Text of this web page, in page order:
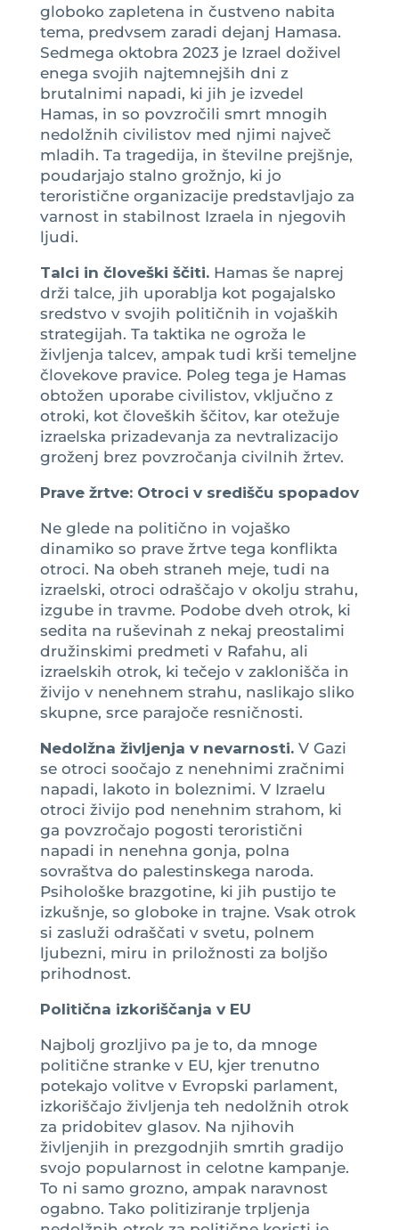
globoko zapletena in čustveno nabita
tema, predvsem zaradi dejanj Hamasa.
Sedmega oktobra 2023 je Izrael doživel
enega svojih najtemnejših dni z
brutalnimi napadi, ki jih je izvedel
Hamas, in so povzročili smrt mnogih
nedolžnih civilistov med njimi največ
mladih. Ta tragedija, in številne prejšnje,
poudarjajo stalno grožnjo, ki jo
teroristične organizacije predstavljajo za
varnost in stabilnost Izraela in njegovih
ljudi.
Talci in človeški ščiti.Hamas še naprej
drži talce, jih uporablja kot pogajalsko
sredstvo v svojih političnih in vojaških
strategijah. Ta taktika ne ogroža le
življenja talcev, ampak tudi krši temeljne
človekove pravice. Poleg tega je Hamas
obtožen uporabe civilistov, vključno z
otroki, kot človeških ščitov, kar otežuje
izraelska prizadevanja za nevtralizacijo
groženj brez povzročanja civilnih žrtev.
Prave žrtve: Otroci v središču spopadov
Ne glede na politično in vojaško
dinamiko so prave žrtve tega konflikta
otroci. Na obeh straneh meje, tudi na
izraelski, otroci odraščajo v okolju strahu,
izgube in travme. Podobe dveh otrok, ki
sedita na ruševinah z nekaj preostalimi
družinskimi predmeti v Rafahu, ali
izraelskih otrok, ki tečejo v zaklonišča in
živijo v nenehnem strahu, naslikajo sliko
skupne, srce parajoče resničnosti.
Nedolžna življenja v nevarnosti.V Gazi
se otroci soočajo z nenehnimi zračnimi
napadi, lakoto in boleznimi. V Izraelu
otroci živijo pod nenehnim strahom, ki
ga povzročajo pogosti teroristični
napadi in nenehna gonja, polna
sovraštva do palestinskega naroda.
Psihološke brazgotine, ki jih pustijo te
izkušnje, so globoke in trajne. Vsak otrok
si zasluži odraščati v svetu, polnem
ljubezni, miru in priložnosti za boljšo
prihodnost.
Politična izkoriščanja v EU
Najbolj grozljivo pa je to, da mnoge
politične stranke v EU, kjer trenutno
potekajo volitve v Evropski parlament,
izkoriščajo življenja teh nedolžnih otrok
za pridobitev glasov. Na njihovih
življenjih in prezgodnjih smrtih gradijo
svojo popularnost in celotne kampanje.
To ni samo grozno, ampak naravnost
ogabno. Tako politiziranje trpljenja